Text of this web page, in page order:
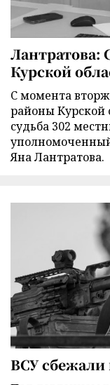
Лантратова:
Курской
С момента
районы Курской
судьба 302
Яна Лантратова.
ВСУ сбежали